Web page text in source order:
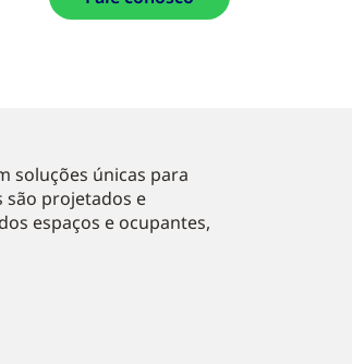
soluções únicas para
são projetados e
espaços e ocupantes,